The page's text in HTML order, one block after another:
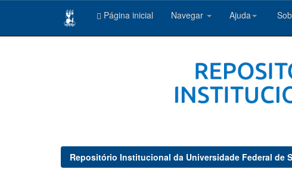
Página inicial Navegar Ajuda
Repositório Institucional da Universidade Federal de